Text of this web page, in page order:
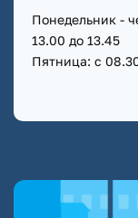
Понедельник -
13.00 до 13.45
Пятница: с